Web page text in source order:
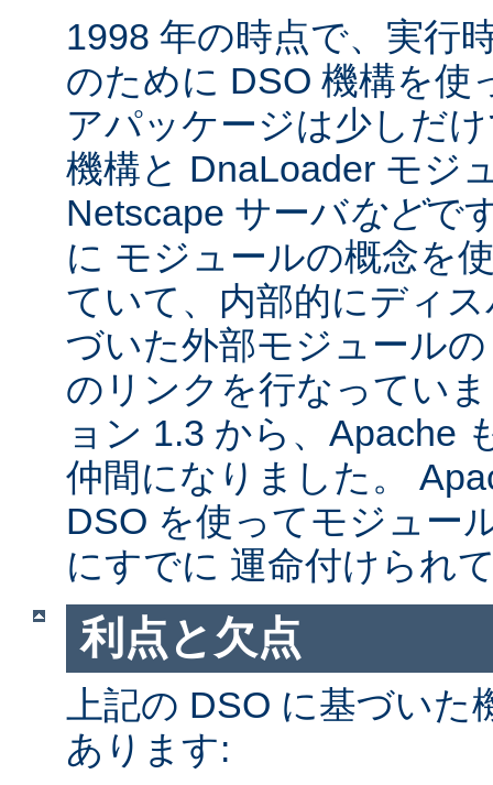
1998 年の時点で、実行
のために DSO 機構を使
アパッケージは少しだ
機構と DnaLoader モジ
Netscape サーバなどで
に モジュールの概念を
ていて、内部的にディ
づいた外部モジュール
のリンクを行なってい
ョン 1.3 から、Apache
仲間になりました。
DSO を使ってモジュー
にすでに 運命付けられ
利点と欠点
上記の DSO に基づい
あります: